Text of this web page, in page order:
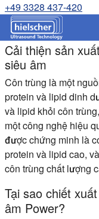
+49 3328 437-420
Cải thiện sản
siêu âm
Côn trùng là một
protein và lipid dinh
và lipid khỏi côn
một công nghệ hiệu
được chứng minh là
protein và lipid cao,
côn trùng chất lượng
Tại sao chiết
âm Power?